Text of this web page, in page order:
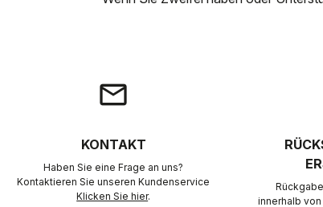
email
KONTAKT
Haben Sie eine Frage an uns?
Kontaktieren Sie unseren Kundenservice
Klicken Sie hier.
innerhalb